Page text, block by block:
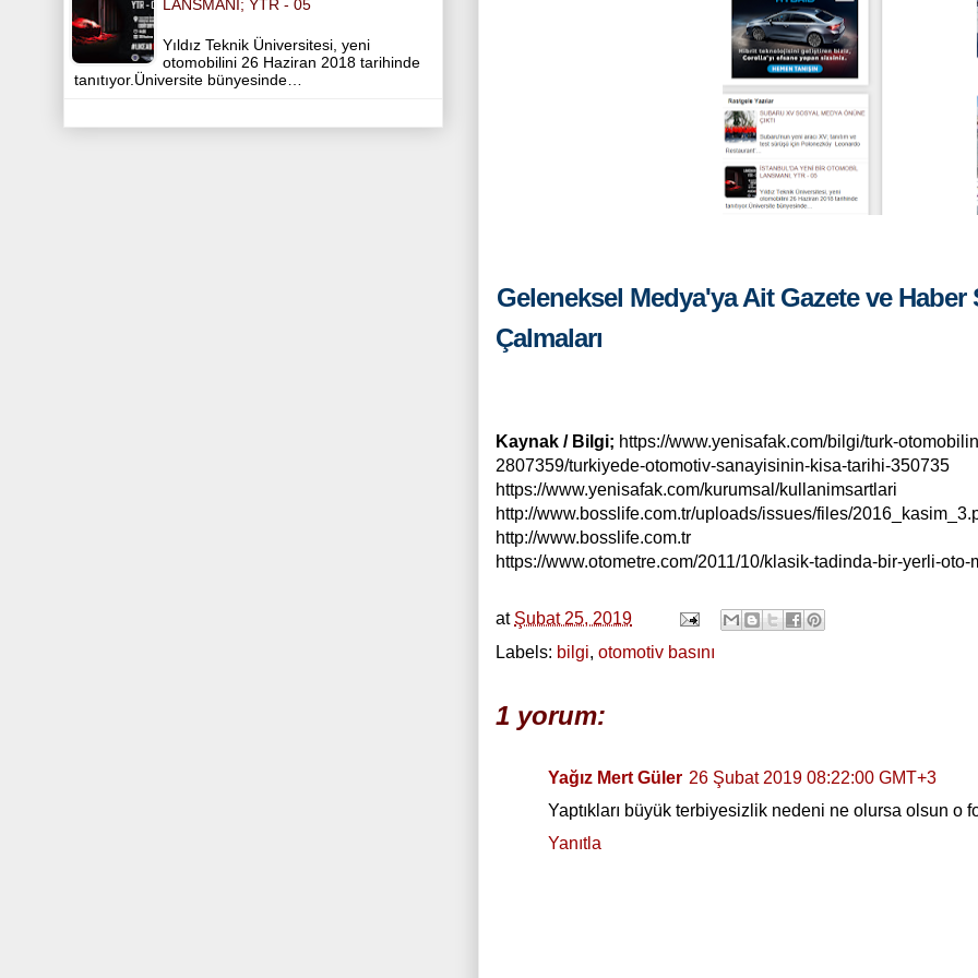
Geleneksel Medya'ya Ait Gazete ve
Çalmaları
Kaynak / Bilgi; https://www.yenisafak.com/bilgi/turk-
2807359/turkiyede-otomotiv-sanayisinin-kisa-tarihi-350735
https://www.yenisafak.com/kurumsal/kullanimsartlari
http://www.bosslife.com.tr/uploads/issues/files/
http://www.bosslife.com.tr
https://www.otometre.com/2011/10/klasik-tadinda-bir-yerli-oto-
at Şubat 25, 2019
Labels: bilgi, otomotiv basını
1 yorum:
Yağız Mert Güler 26 Şubat 2019 08:22:00 GMT+3
Yaptıkları büyük terbiyesizlik nedeni ne olursa olsun o
Yanıtla
LANSMANI; YTR - 05
Yıldız Teknik Üniversitesi, yeni
otomobilini 26 Haziran 2018 tarihinde
tanıtıyor.Üniversite bünyesinde…